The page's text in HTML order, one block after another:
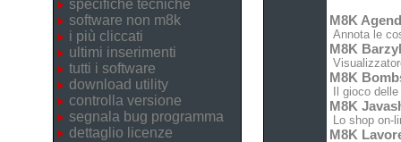
specifiche tecniche
software non m8k
i più cliccati
ultimi inserimenti
tutti i software
download utility
controlla versione
segnala bug programma
dettaglio licenze
M8K
Annota le
M8K
M8K
Il gioco
M8K
Lo shop on-
M8K